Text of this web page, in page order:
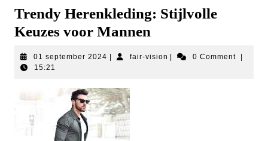
Trendy Herenkleding: Stijlvolle
Keuzes voor Mannen
01 september 2024 01
fair-vision fair-
0 Comment
15:21